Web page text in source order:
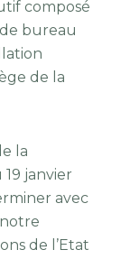
composé
bureau
de la
la
janvier
avec
de l’Etat